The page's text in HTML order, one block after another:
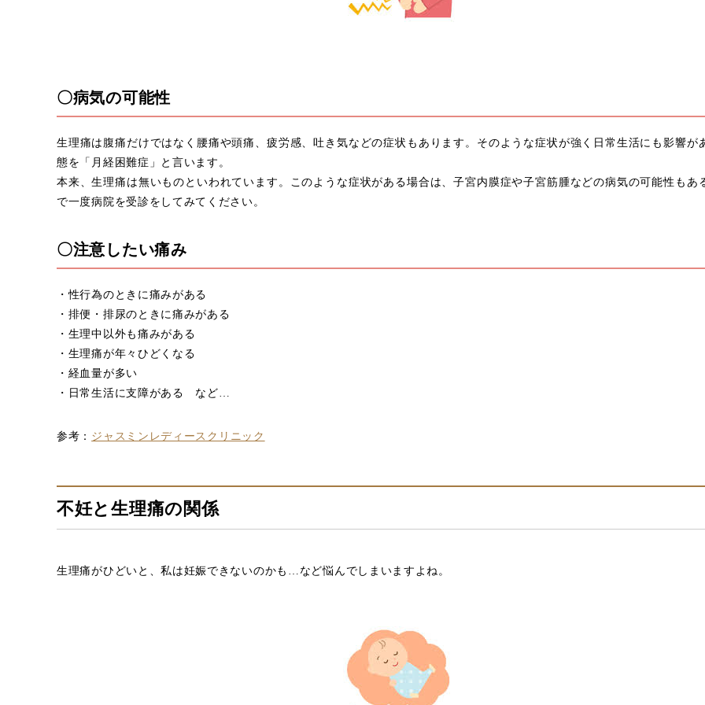
〇病気の可能性
生理痛は腹痛だけではなく腰痛や頭痛、疲労感、吐き気などの症状もあります。そのような症状が強く日常生活にも影響が
態を「月経困難症」と言います。
本来、生理痛は無いものといわれています。このような症状がある場合は、子宮内膜症や子宮筋腫などの病気の可能性もあ
で一度病院を受診をしてみてください。
〇注意したい痛み
・性行為のときに痛みがある
・排便・排尿のときに痛みがある
・生理中以外も痛みがある
・生理痛が年々ひどくなる
・経血量が多い
・日常生活に支障がある など…
参考： ジャスミンレディースクリニック
不妊と生理痛の関係
生理痛がひどいと、私は妊娠できないのかも…など悩んでしまいますよね。